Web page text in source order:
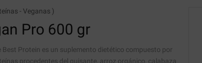
- Veganas )
Pro 600 gr
Best Protein es un suplemento dietético compuesto por
procedentes del guisante, arroz orgánico, calabaza